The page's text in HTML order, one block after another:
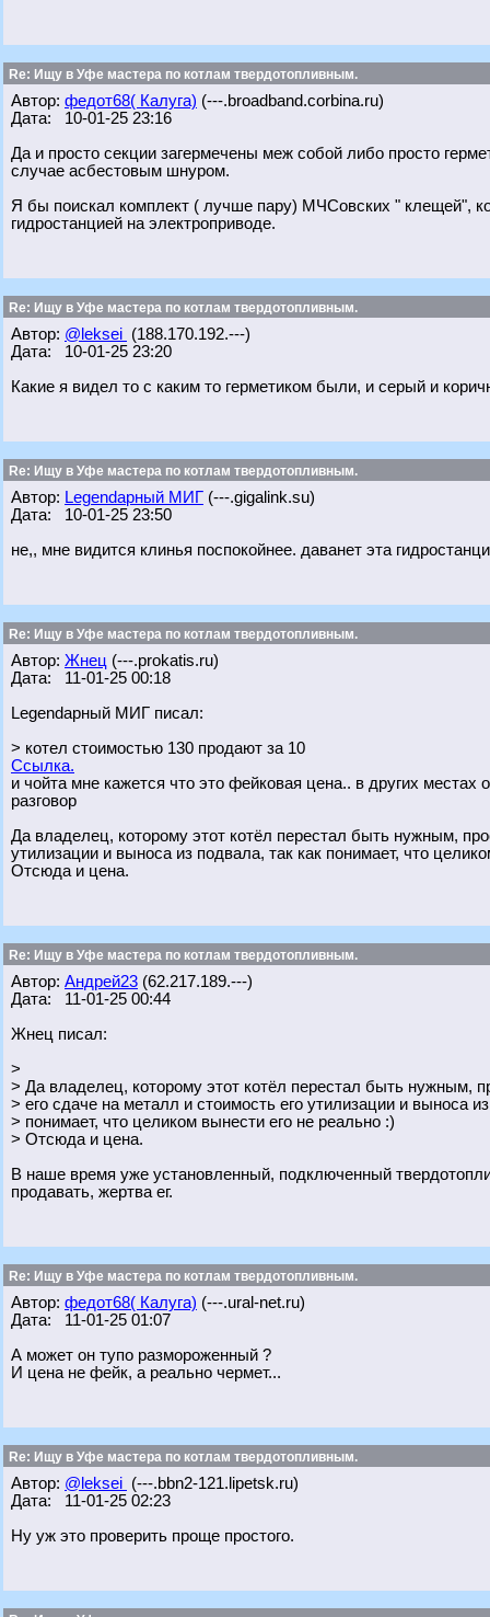
Re: Ищу в Уфе мастера по котлам твердотопливным.
Автор: федот68( Калуга) (---.broadband.corbina.ru)
Дата: 10-01-25 23:16
Да и просто секции загермечены меж собой либо просто
случае асбестовым шнуром.
Я бы поискал комплект ( лучше пару) МЧСовских " клещей",
гидростанцией на электроприводе.
Re: Ищу в Уфе мастера по котлам твердотопливным.
Автор: @leksei (188.170.192.---)
Дата: 10-01-25 23:20
Какие я видел то с каким то герметиком были, и серый и
Re: Ищу в Уфе мастера по котлам твердотопливным.
Автор: Legendарный МИГ (---.gigalink.su)
Дата: 10-01-25 23:50
не,, мне видится клинья поспокойнее. даванет эта
Re: Ищу в Уфе мастера по котлам твердотопливным.
Автор: Жнец (---.prokatis.ru)
Дата: 11-01-25 00:18
Legendарный МИГ писал:
> котел стоимостью 130 продают за 10
Ссылка.
и чойта мне кажется что это фейковая цена.. в других местах
разговор
Да владелец, которому этот котёл перестал быть нужным,
утилизации и выноса из подвала, так как понимает, что
Отсюда и цена.
Re: Ищу в Уфе мастера по котлам твердотопливным.
Автор: Андрей23 (62.217.189.---)
Дата: 11-01-25 00:44
Жнец писал:
>
> Да владелец, которому этот котёл перестал быть нужным,
> его сдаче на металл и стоимость его утилизации и выноса
> понимает, что целиком вынести его не реально :)
> Отсюда и цена.
В наше время уже установленный, подключенный
продавать, жертва ег.
Re: Ищу в Уфе мастера по котлам твердотопливным.
Автор: федот68( Калуга) (---.ural-net.ru)
Дата: 11-01-25 01:07
А может он тупо размороженный ?
И цена не фейк, а реально чермет...
Re: Ищу в Уфе мастера по котлам твердотопливным.
Автор: @leksei (---.bbn2-121.lipetsk.ru)
Дата: 11-01-25 02:23
Ну уж это проверить проще простого.